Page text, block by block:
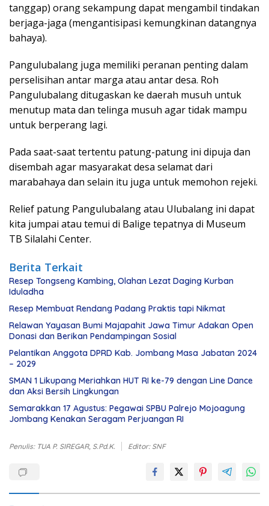
tanggap) orang sekampung dapat mengambil tindakan
berjaga-jaga (mengantisipasi kemungkinan datangnya
bahaya).
Pangulubalang juga memiliki peranan penting dalam
perselisihan antar marga atau antar desa. Roh
Pangulubalang ditugaskan ke daerah musuh untuk
menutup mata dan telinga musuh agar tidak mampu
untuk berperang lagi.
Pada saat-saat tertentu patung-patung ini dipuja dan
disembah agar masyarakat desa selamat dari
marabahaya dan selain itu juga untuk memohon rejeki.
Relief patung Pangulubalang atau Ulubalang ini dapat
kita jumpai atau temui di Balige tepatnya di Museum
TB Silalahi Center.
Berita Terkait
Resep Tongseng Kambing, Olahan Lezat Daging Kurban
Iduladha
Resep Membuat Rendang Padang Praktis tapi Nikmat
Relawan Yayasan Bumi Majapahit Jawa Timur Adakan Open
Donasi dan Berikan Pendampingan Sosial
Pelantikan Anggota DPRD Kab. Jombang Masa Jabatan 2024
– 2029
SMAN 1 Likupang Meriahkan HUT RI ke-79 dengan Line Dance
dan Aksi Bersih Lingkungan
Semarakkan 17 Agustus: Pegawai SPBU Palrejo Mojoagung
Jombang Kenakan Seragam Perjuangan RI
Penulis: TUA P. SIREGAR, S.Pd.K. Editor: SNF